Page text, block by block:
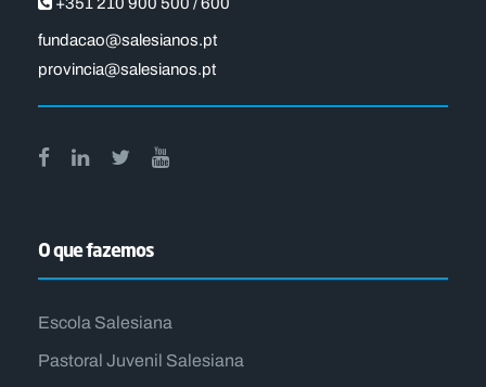
fundacao@salesianos.pt
provincia@salesianos.pt
O que fazemos
Escola Salesiana
Pastoral Juvenil Salesiana